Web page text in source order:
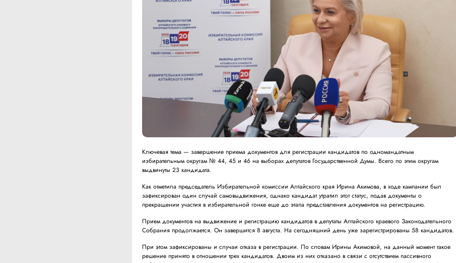
Ключевая тема — завершение приема документов для регистрации кандидатов по одномандатным
избирательным округам № 44, 45 и 46 на выборах депутатов Государственной Думы. Всего по этим округам
выдвинуты 23 кандидата.
Как отметила председатель Избирательной комиссии Алтайского края Ирина Акимова, в ходе кампании был
зафиксирован один случай самовыдвижения, однако кандидат утратил этот статус, подав документы о
прекращении участия в избирательной гонке еще до этапа представления документов на регистрацию.
Прием документов на выдвижение и регистрацию кандидатов в депутаты Алтайского краевого Законодательного
Собрания продолжается. Он завершится 8 августа. На сегодняшний день уже зарегистрированы 58 кандидатов.
При этом зафиксированы и случаи отказа в регистрации. По словам Ирины Акимовой, на данный момент такое
решение принято в отношении трех кандидатов. Двоим из них отказано в связи с отсутствием пассивного